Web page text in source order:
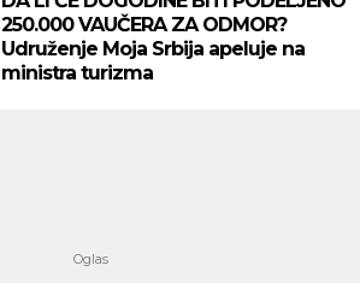
250.000 VAUČERA ZA ODMOR?
Udruženje Moja Srbija apeluje na
ministra turizma